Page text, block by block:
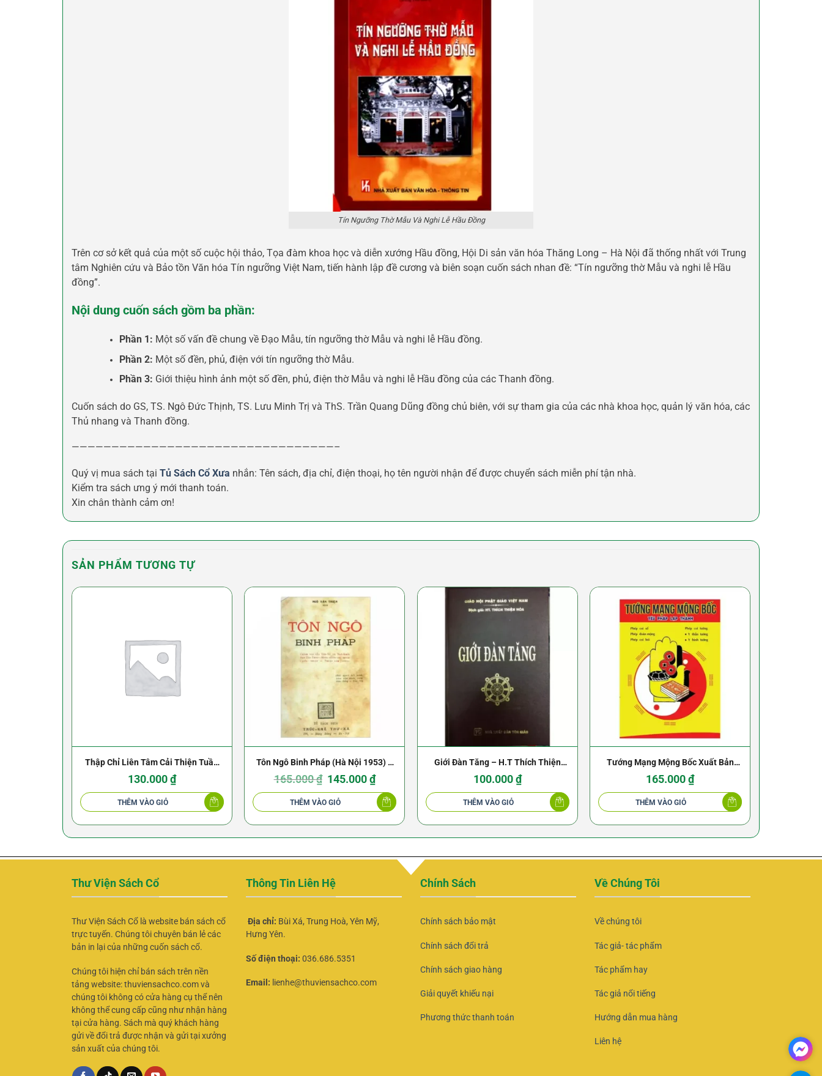
Tín Ngưỡng Thờ Mẫu Và Nghi Lễ Hầu Đồng
Trên cơ sở kết quả của một số cuộc hội thảo, Tọa đàm khoa học và diễn xướng Hầu đồng, Hội Di sản văn hóa Thăng Long – Hà Nội đã thống nhất với Trung
tâm Nghiên cứu và Bảo tồn Văn hóa Tín ngưỡng Việt Nam, tiến hành lập đề cương và biên soạn cuốn sách nhan đề: “Tín ngưỡng thờ Mẫu và nghi lễ Hầu
đồng”.
Nội dung cuốn sách gồm ba phần:
Phần 1: Một số vấn đề chung về Đạo Mẫu, tín ngưỡng thờ Mẫu và nghi lễ Hầu đồng.
Phần 2: Một số đền, phủ, điện với tín ngưỡng thờ Mẫu.
Phần 3: Giới thiệu hình ảnh một số đền, phủ, điện thờ Mẫu và nghi lễ Hầu đồng của các Thanh đồng.
Cuốn sách do GS, TS. Ngô Đức Thịnh, TS. Lưu Minh Trị và ThS. Trần Quang Dũng đồng chủ biên, với sự tham gia của các nhà khoa học, quản lý văn hóa, các
Thủ nhang và Thanh đồng.
—————————————————————————————————–
Quý vị mua sách tại Tủ Sách Cổ Xưa nhắn: Tên sách, địa chỉ, điện thoại, họ tên người nhận để được chuyển sách miễn phí tận nhà.
Kiểm tra sách ưng ý mới thanh toán.
Xin chân thành cảm ơn!
SẢN PHẨM TƯƠNG TỰ
Thập Chỉ Liên Tâm Cải Thiện Tuần
Hoàn – Dư Quang Châu
130.000₫
THÊM VÀO GIỎ
Tôn Ngô Binh Pháp (Hà Nội 1953) –
Ngô Văn Triện
165.000₫
Giá
gốc
là:
165.000 ₫.
145.000₫Giá
hiện
tại
là:
145.000 ₫.
THÊM VÀO GIỎ
Giới Đàn Tăng – H.T Thích Thiện
Hòa
100.000₫
THÊM VÀO GIỎ
Tướng Mạng Mộng Bốc Xuất Bản
1958
165.000₫
THÊM VÀO GIỎ
Thư Viện Sách Cổ
Thư Viện Sách Cổ là website bán sách cổ
trực tuyến. Chúng tôi chuyên bán lẻ các
bản in lại của những cuốn sách cổ.
Chúng tôi hiện chỉ bán sách trên nền
tảng website: thuviensachco.com và
chúng tôi không có cửa hàng cụ thể nên
không thể cung cấp cũng như nhận hàng
tại cửa hàng. Sách mà quý khách hàng
gửi về đổi trả được nhận và gửi tại xưởng
sản xuất của chúng tôi.
Thông Tin Liên Hệ
Địa chỉ: Bùi Xá, Trung Hoà, Yên Mỹ,
Hưng Yên.
Số điện thoại: 036.686.5351
Email: lienhe@thuviensachco.com
Chính Sách
Chính sách bảo mật
Chính sách đổi trả
Chính sách giao hàng
Giải quyết khiếu nại
Phương thức thanh toán
Về Chúng Tôi
Về chúng tôi
Tác giả- tác phẩm
Tác phẩm hay
Tác giả nổi tiếng
Hướng dẫn mua hàng
Liên hệ